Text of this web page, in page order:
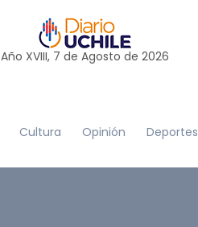
Año XVIII, 7 de Agosto de 2026
Cultura Opinión Deportes